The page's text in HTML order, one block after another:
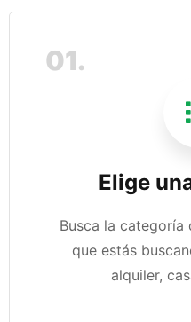
01.
Elige
Busca la categoría
que estás
alquiler,